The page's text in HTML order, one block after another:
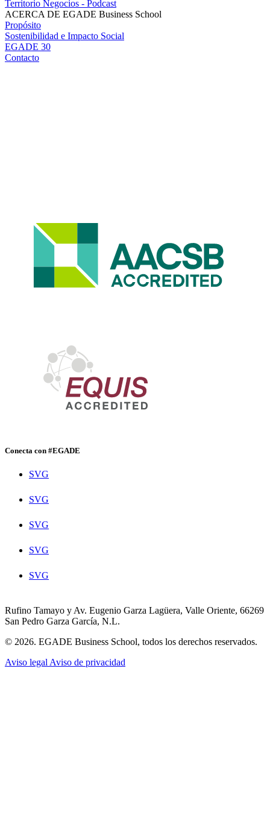
Territorio Negocios - Podcast
ACERCA DE EGADE Business School
Propósito
Sostenibilidad e Impacto Social
EGADE 30
Contacto
Conecta con #EGADE
SVG
SVG
SVG
SVG
SVG
Rufino Tamayo y Av. Eugenio Garza Lagüera, Valle Oriente, 66269
San Pedro Garza García, N.L.
© 2026. EGADE Business School, todos los derechos reservados.
Aviso legal Aviso de privacidad